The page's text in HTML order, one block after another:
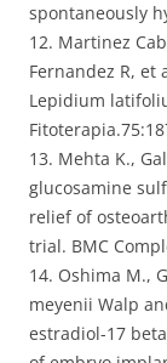
spontaneously
12. Martinez
Fernandez R, et
Lepidium
13. Mehta K.,
glucosamine
relief of
trial. BMC
14. Oshima M.,
meyenii Walp
estradiol-17